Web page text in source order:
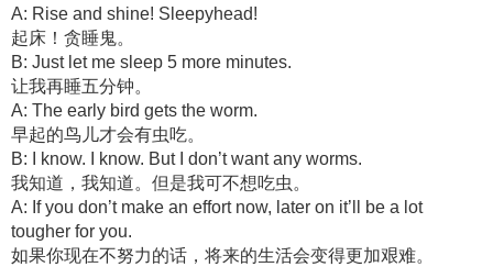
A: Rise and shine! Sleepyhead!
起床！贪睡鬼。
B: Just let me sleep 5 more minutes.
让我再睡五分钟。
A: The early bird gets the worm.
早起的鸟儿才会有虫吃。
B: I know. I know. But I don’t want any worms.
我知道，我知道。但是我可不想吃虫。
A: If you don’t make an effort now, later on it’ll be a lot
tougher for you.
如果你现在不努力的话，将来的生活会变得更加艰难。